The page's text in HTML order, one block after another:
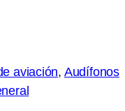
aviación, Audífonos